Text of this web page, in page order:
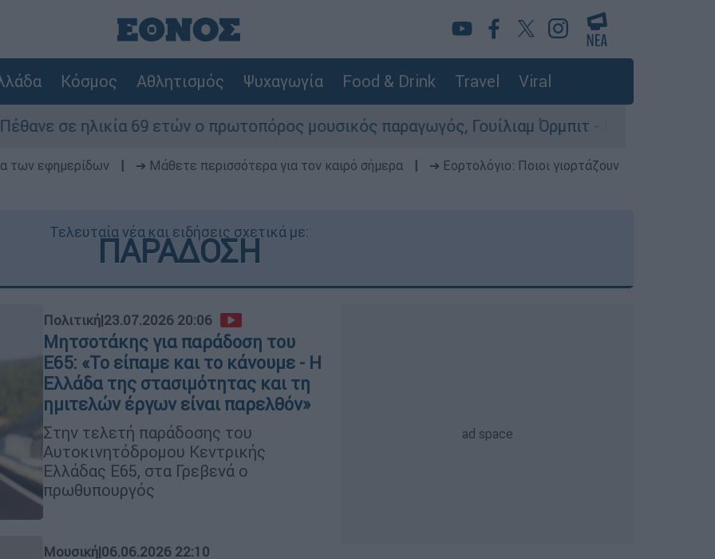
Κόσμος Αθλητισμός Ψυχαγωγία Food & Drink Travel Viral
ετών ο πρωτοπόρος μουσικός παραγωγός, Γουίλιαμ Όρμπιτ - Η καθοριστική συμβολή του
των εφημερίδων ➔ Μάθετε περισσότερα για τον καιρό σήμερα
➔ Εορτολόγιο: Ποιοι γιορτάζουν
Τελευταία νέα και ειδήσεις σχετικά με:
ΠΑΡΑΔΟΣΗ
Πολιτική|23.07.2026 20:06
Μητσοτάκης για παράδοση του
Ε65: «Το είπαμε και το κάνουμε - Η
Ελλάδα της στασιμότητας και τη
ημιτελών έργων είναι παρελθόν»
Στην τελετή παράδοσης του
Αυτοκινητόδρομου Κεντρικής
Ελλάδας Ε65, στα Γρεβενά ο
πρωθυπουργός
Μουσική|06.06.2026 22:10